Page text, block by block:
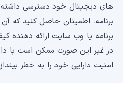
های دیجیتال خود دسترسی داشته
برنامه، اطمینان حاصل کنید که
برنامه یا وب سایت ارائه دهنده
در غیر این صورت ممکن است با
امنیت دارایی خود را به خطر